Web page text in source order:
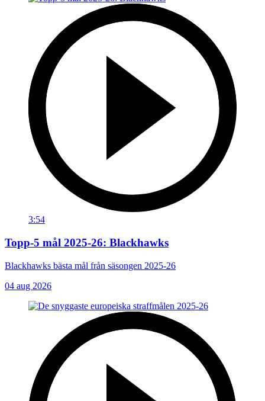
3:54
Topp-5 mål 2025-26: Blackhawks
Blackhawks bästa mål från säsongen 2025-26
04 aug 2026